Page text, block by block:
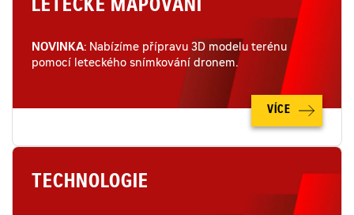
LETECKÉ MAPOVÁNÍ
NOVINKA: Nabízíme přípravu 3D modelu terénu
pomocí leteckého snímkování dronem.
VÍCE
TECHNOLOGIE